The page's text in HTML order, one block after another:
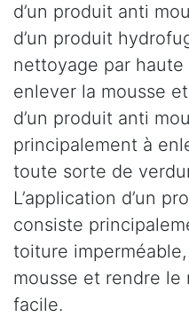
d’un produit anti
d’un produit
nettoyage par
enlever la mousse
d’un produit anti
principalement à
toute sorte de
L’application d’un
consiste
toiture
mousse et rendre
facile.